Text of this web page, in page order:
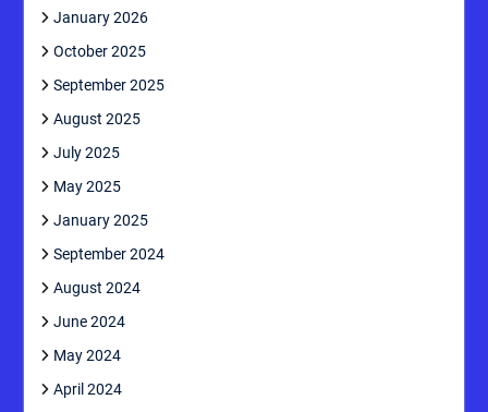
January 2026
October 2025
September 2025
August 2025
July 2025
May 2025
January 2025
September 2024
August 2024
June 2024
May 2024
April 2024